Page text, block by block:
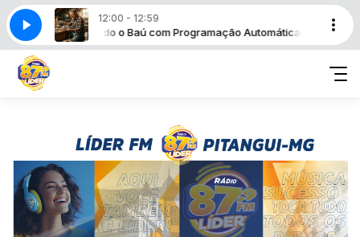
12:00 - 12:59
Revirando o Baú com Programação Automática